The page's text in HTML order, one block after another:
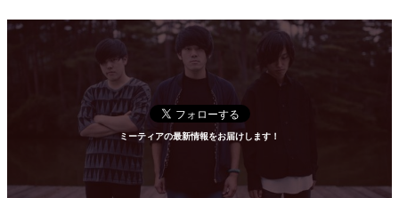
ミーティアの最新情報をお届けします！